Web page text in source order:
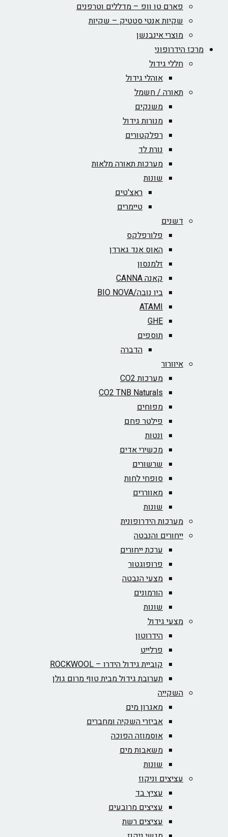
פארם טו וופ – מדללים וטרפנים
שקיות אנטי סטטיק – שקיות
מוצרי אינבנשן
מרכז הידרופוני
חללי גידול
אוהלי גידול
תאורה / חשמל
משנקים
מנורות גידול
רפלקטורים
נורת לד
מערכות תאורה מלאות
שונות
ראצ'טים
טיימרים
דשנים
פלורפלקס
האוס אנד גארדן
זלמנסון
קאנה CANNA
ביו נובה/BIO NOVA‏
ATAMI
GHE
תוספים
הדברה
איוורור
מערכות CO2
CO2 TNB Naturals
מפוחים
פילטר פחם
ונטות
מכשירי אדים
שרשורים
סופחי לחות
מאווררים
שונות
מערכות הידרופונית
ייחורים והנבטה
ערכת ייחורים
פרופוגטור
מצעי הנבטה
הורמונים
שונות
מצעי גידול
הידרוטון
פרלייט
קוביית גידול הידרו – ROCKWOOL‏
תערובת גידול מבית טוף מרום גולן
השקייה
מאגרון מים
אביזרי השקיה ומחברים
אוסמוזה הפוכה
משאבות מים
שונות
עציצים וניקוז
עציץ בד
עציצים מרובעים
עציצים רשת